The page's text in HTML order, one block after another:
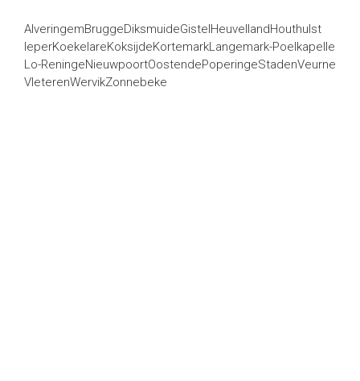
AlveringemBruggeDiksmuideGistelHeuvellandHouthulst
IeperKoekelareKoksijdeKortemarkLangemark-Poelkapelle
Lo-ReningeNieuwpoortOostendePoperingeStadenVeurne
VleterenWervikZonnebeke